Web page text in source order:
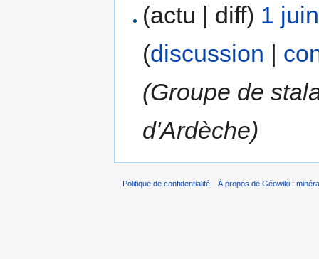
(actu | diff) 1
(discussion |
(Groupe de
d'Ardèche)
Politique de confidentialité À propos de Géowiki :